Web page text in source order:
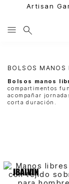
Artisan
BOLSOS MANOS
Bolsos manos
compartimentos
acompañar
corta duración.